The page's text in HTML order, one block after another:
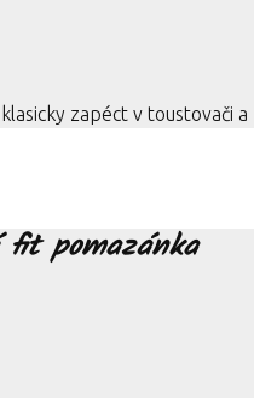
zapéct v toustovači
pomazánka